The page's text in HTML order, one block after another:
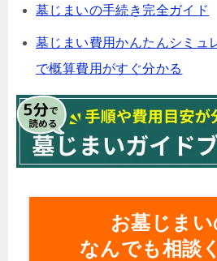
墓じまいの手続き完全ガイド
墓じまい費用かんたんシミュ
で概算費用がすぐ分かる
お墓じまい
なんでも相談